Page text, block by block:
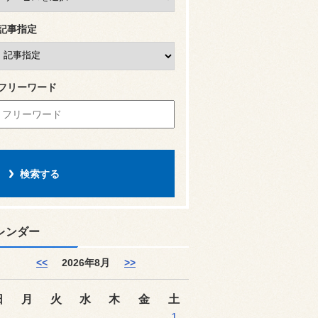
事指定
リーワード
ンダー
<< 2026年8月 >>
月 火 水 木 金
土